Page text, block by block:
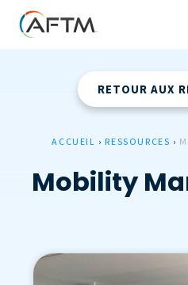
RETOUR AUX
ACCUEIL › RESSOURCES ›
Mobility